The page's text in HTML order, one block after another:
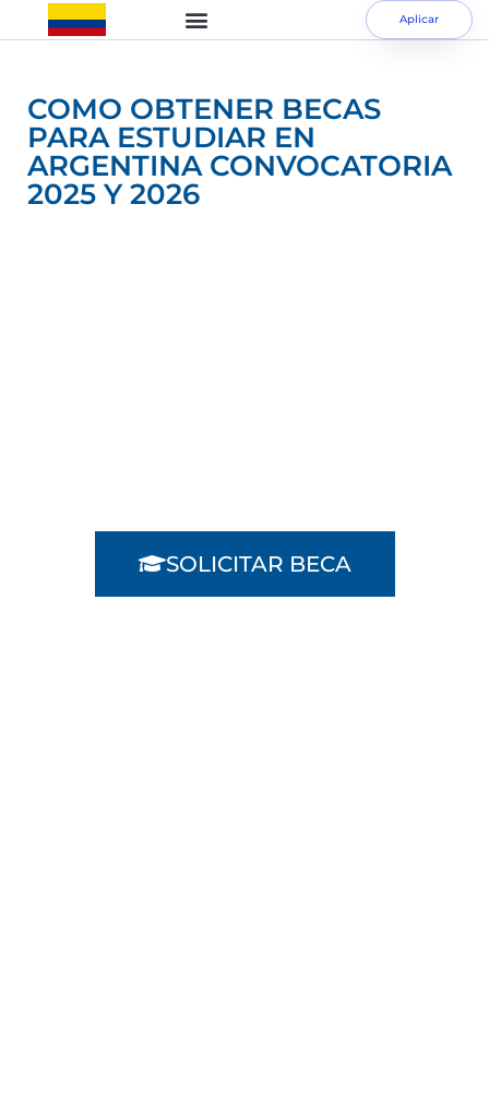
Aplicar
COMO OBTENER BECAS
PARA ESTUDIAR EN
ARGENTINA CONVOCATORIA
2025 Y 2026
SOLICITAR BECA